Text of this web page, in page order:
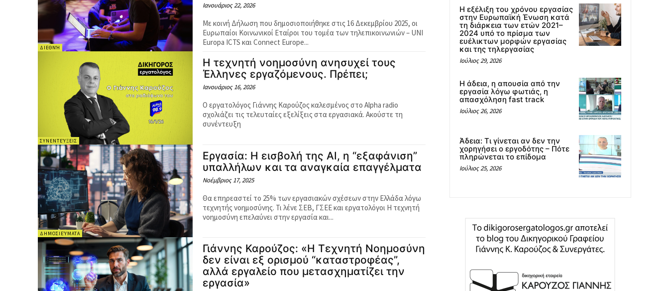
ΔΙΕΘΝΉ
Ιανουάριος 22, 2026
Με κοινή Δήλωση που δημοσιοποιήθηκε στις 16 Δεκεμβρίου 2025, οι
Ευρωπαίοι Κοινωνικοί Εταίροι του τομέα των τηλεπικοινωνιών – UNI
Europa ICTS και Connect Europe...
ΣΥΝΕΝΤΕΎΞΕΙΣ
Η τεχνητή νοημοσύνη ανησυχεί τους
Έλληνες εργαζόμενους. Πρέπει;
Ιανουάριος 16, 2026
Ο εργατολόγος Γιάννης Καρούζος καλεσμένος στο Alpha radio
σχολιάζει τις τελευταίες εξελίξεις στα εργασιακά. Ακούστε τη
συνέντευξη
ΔΗΜΟΣΙΕΎΜΑΤΑ
Εργασία: Η εισβολή της AI, η “εξαφάνιση”
υπαλλήλων και τα αναγκαία επαγγέλματα
Νοέμβριος 17, 2025
Θα επηρεαστεί το 25% των εργασιακών σχέσεων στην Ελλάδα λόγω
τεχνητής νοημοσύνης. Τι λένε ΣΕΒ, ΓΣΕΕ και εργατολόγοι Η τεχνητή
νοημοσύνη επελαύνει στην εργασία και...
Γιάννης Καρούζος: «Η Τεχνητή Νοημοσύνη
δεν είναι εξ ορισμού “καταστροφέας”,
αλλά εργαλείο που μετασχηματίζει την
εργασία»
Η εξέλιξη του χρόνου εργασίας
στην Ευρωπαϊκή Ένωση κατά
τη διάρκεια των ετών 2021–
2024 υπό το πρίσμα των
ευέλικτων μορφών εργασίας
και της τηλεργασίας
Ιούλιος 29, 2026
Η άδεια, η απουσία από την
εργασία λόγω φωτιάς, η
απασχόληση fast track
Ιούλιος 26, 2026
Άδεια: Tι γίνεται αν δεν την
χορηγήσει ο εργοδότης – Πότε
πληρώνεται το επίδομα
Ιούλιος 25, 2026